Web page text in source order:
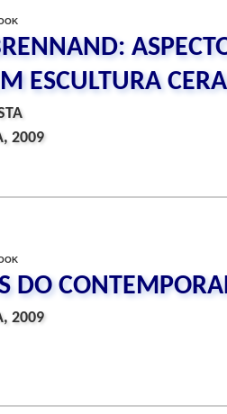
ESCULTURA
2009
DO
2009